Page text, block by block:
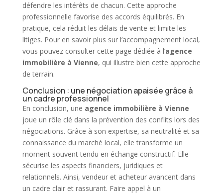
défendre les intérêts de chacun. Cette approche
professionnelle favorise des accords équilibrés. En
pratique, cela réduit les délais de vente et limite les
litiges. Pour en savoir plus sur l’accompagnement local,
vous pouvez consulter cette page dédiée à l’agence
immobilière à Vienne, qui illustre bien cette approche
de terrain.
Conclusion : une négociation apaisée grâce à
un cadre professionnel
En conclusion, une agence immobilière à Vienne
joue un rôle clé dans la prévention des conflits lors des
négociations. Grâce à son expertise, sa neutralité et sa
connaissance du marché local, elle transforme un
moment souvent tendu en échange constructif. Elle
sécurise les aspects financiers, juridiques et
relationnels. Ainsi, vendeur et acheteur avancent dans
un cadre clair et rassurant. Faire appel à un